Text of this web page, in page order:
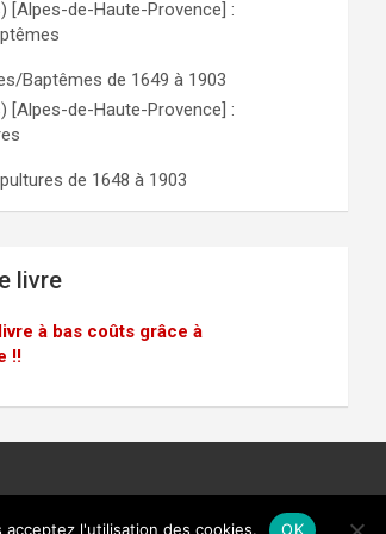
[Alpes-de-Haute-Provence] :
Baptêmes de 1649 à 1903
[Alpes-de-Haute-Provence] :
de 1648 à 1903
livre
à bas coûts grâce à
!!
l'utilisation des cookies. OK